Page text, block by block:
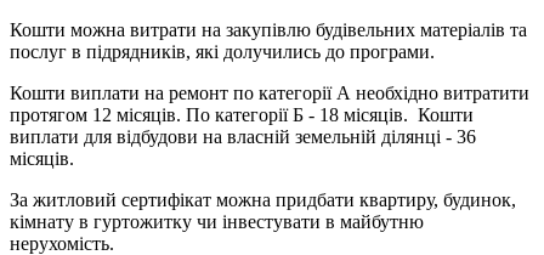
Кошти можна витрати на закупівлю будівельних матеріалів та
послуг в підрядників, які долучились до програми.
Кошти виплати на ремонт по категорії А необхідно витратити
протягом 12 місяців. По категорії Б - 18 місяців. Кошти
виплати для відбудови на власній земельній ділянці - 36
місяців.
За житловий сертифікат можна придбати квартиру, будинок,
кімнату в гуртожитку чи інвестувати в майбутню
нерухомість.